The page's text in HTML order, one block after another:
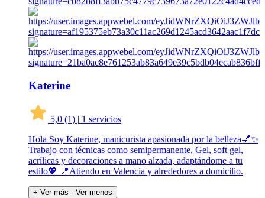
Katerine
5,0 (1) | 1 servicios
Hola Soy Katerine, manicurista apasionada por la belleza💅✨
Trabajo con técnicas como semipermanente, Gel, soft gel,
acrílicas y decoraciones a mano alzada, adaptándome a tu
estilo💖 📍Atiendo en Valencia y alrededores a domicilio.
+ Ver más - Ver menos